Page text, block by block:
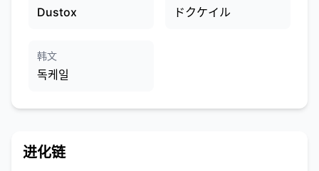
Dustox ドクケイル
韩文
독케일
进化链